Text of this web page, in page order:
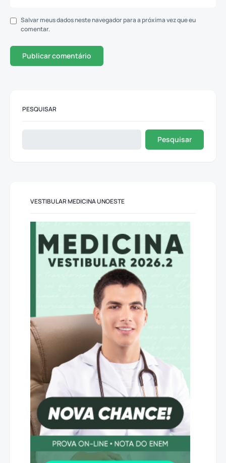
Salvar meus dados neste navegador para a próxima vez que eu
comentar.
PESQUISAR
Pesquisar
VESTIBULAR MEDICINA UNOESTE